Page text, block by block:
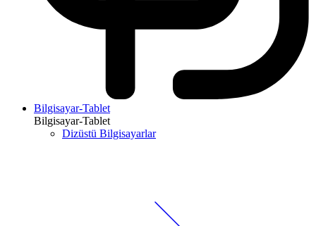
Bilgisayar-Tablet
Bilgisayar-Tablet
Dizüstü Bilgisayarlar